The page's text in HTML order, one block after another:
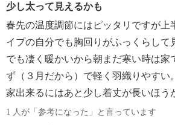
少し太って見えるかも
春先の温度調節にはピッタリですが上
イプの自分でも胸回りがふっくらして
でも凄く暖かいから朝まだ寒い時は家
ず（３月だから）で軽く羽織りやすい
家出来るにはあと少し着丈が長いほう
1 人が「参考になった」と言っています